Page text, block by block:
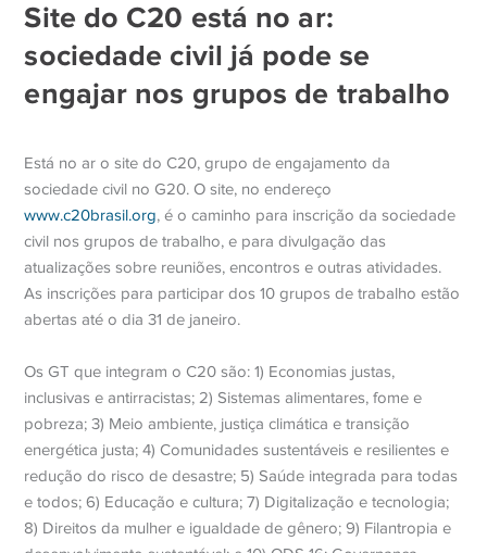
Site do C20 está no ar:
sociedade civil já pode se
engajar nos grupos de trabalho
Está no ar o site do C20, grupo de engajamento da
sociedade civil no G20. O site, no endereço
www.c20brasil.org, é o caminho para inscrição da sociedade
civil nos grupos de trabalho, e para divulgação das
atualizações sobre reuniões, encontros e outras atividades.
As inscrições para participar dos 10 grupos de trabalho estão
abertas até o dia 31 de janeiro.
Os GT que integram o C20 são: 1) Economias justas,
inclusivas e antirracistas; 2) Sistemas alimentares, fome e
pobreza; 3) Meio ambiente, justiça climática e transição
energética justa; 4) Comunidades sustentáveis e resilientes e
redução do risco de desastre; 5) Saúde integrada para todas
e todos; 6) Educação e cultura; 7) Digitalização e tecnologia;
8) Direitos da mulher e igualdade de gênero; 9) Filantropia e